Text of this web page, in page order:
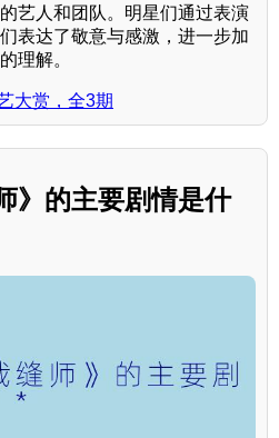
艺人和团队。明星们通过表演
表达了敬意与感激，进一步加
理解。
大赏，全3期
》的主要剧情是什